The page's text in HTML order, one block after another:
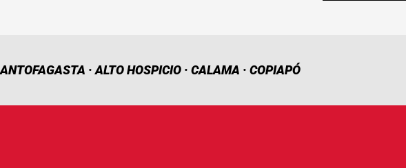
ANTOFAGASTA · ALTO HOSPICIO · CALAMA · COPIAPÓ